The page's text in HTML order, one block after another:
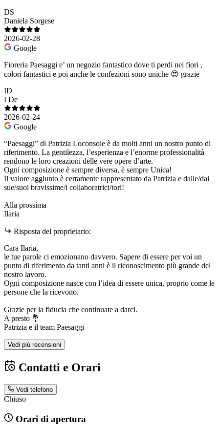
DS
Daniela Sorgese
2026-02-28
Google
Fioreria Paesaggi e’ un negozio fantastico dove ti perdi nei fiori ,
colori fantastici e poi anche le confezioni sono uniche 😍 grazie
ID
I De
2026-02-24
Google
“Paesaggi” di Patrizia Loconsole è da molti anni un nostro punto di
riferimento. La gentilezza, l’esperienza e l’enorme professionalità
rendono le loro creazioni delle vere opere d’arte.
Ogni composizione è sempre diversa, è sempre Unica!
Il valore aggiunto è certamente rappresentato da Patrizia e dalle/dai
sue/suoi bravissime/i collaboratrici/tori!
Alla prossima
Ilaria
Risposta del proprietario:
Cara Ilaria,
le tue parole ci emozionano davvero. Sapere di essere per voi un
punto di riferimento da tanti anni è il riconoscimento più grande del
nostro lavoro.
Ogni composizione nasce con l’idea di essere unica, proprio come le
persone che la ricevono.
Grazie per la fiducia che continuate a darci.
A presto 💐
Patrizia e il team Paesaggi
Vedi più recensioni
Contatti e Orari
Vedi telefono
Chiuso
Orari di apertura